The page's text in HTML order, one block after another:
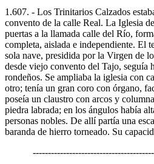
1.607. - Los Trinitarios Calzados
convento de la calle Real. La Iglesia
puertas a la llamada calle del Río,
completa, aislada e independiente. El
sola nave, presidida por la Virgen de
desde viejo convento del Tajo, seguía
rondeños. Se ampliaba la iglesia con
otro; tenía un gran coro con órgano,
poseía un claustro con arcos y
piedra labrada; en los ángulos había
personas nobles. De allí partía una
baranda de hierro torneado. Su